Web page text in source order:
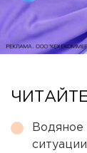
Водяное